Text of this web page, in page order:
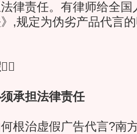
律责任。有律师给全
,规定为伪劣产品代言
承担法律责任
治虚假广告代言?南